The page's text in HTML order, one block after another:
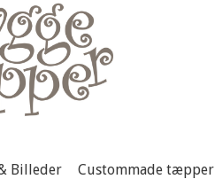
Billeder Custommade tæpper